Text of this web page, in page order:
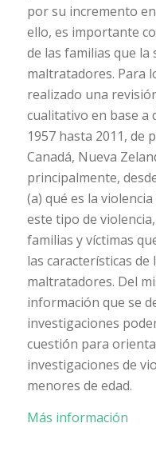
por su incremento
ello, es importante
de las familias que la
maltratadores. Para
realizado una
cualitativo en base a
1957 hasta 2011, de
Canadá, Nueva
principalmente,
(a) qué es la
este tipo de
familias y víctimas
las características de
maltratadores. Del
información que se
investigaciones
cuestión para
investigaciones de
menores de edad.
Más información